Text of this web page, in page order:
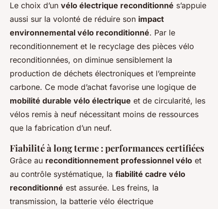
Le choix d’un vélo électrique reconditionné s’appuie
aussi sur la volonté de réduire son impact
environnemental vélo reconditionné. Par le
reconditionnement et le recyclage des pièces vélo
reconditionnées, on diminue sensiblement la
production de déchets électroniques et l’empreinte
carbone. Ce mode d’achat favorise une logique de
mobilité durable vélo électrique et de circularité, les
vélos remis à neuf nécessitant moins de ressources
que la fabrication d’un neuf.
Fiabilité à long terme : performances certifiées
Grâce au reconditionnement professionnel vélo et
au contrôle systématique, la fiabilité cadre vélo
reconditionné est assurée. Les freins, la
transmission, la batterie vélo électrique